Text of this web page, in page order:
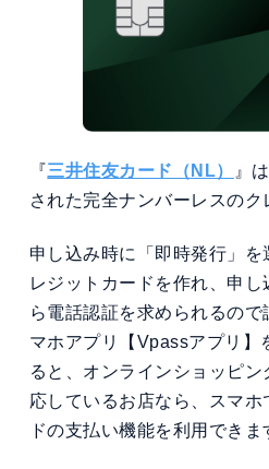
『三井住友カード（NL）
』
された完全ナンバーレスのク
申し込み時に「即時発行」
レジットカードを作れ、申
ら電話認証を求められるの
マホアプリ【Vpassアプリ】
ると、オンラインショッピ
応しているお店なら、スマ
ドの支払い機能を利用できま